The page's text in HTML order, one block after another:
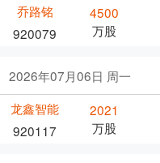
乔路铭
920079
4500
万股
2026年07月06日 周一
龙鑫智能
920117
2021
万股